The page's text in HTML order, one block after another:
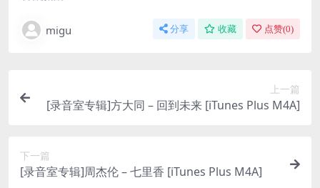
migu 分享 收藏 点赞(0)
上一篇
[录音室专辑]方大同 – 回到未来 [iTunes Plus M4A]
下一篇
[录音室专辑]周杰伦 – 七里香 [iTunes Plus M4A]